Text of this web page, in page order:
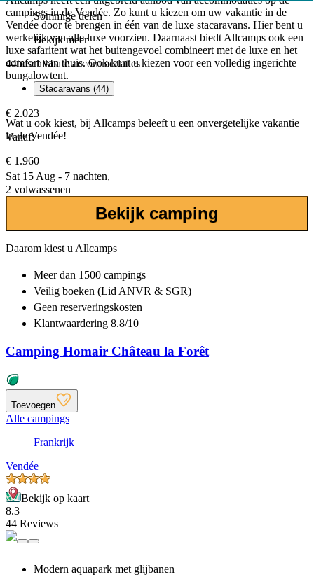
campings in de Vendée. Zo kunt u kiezen om uw vakantie in de
Vendée door te brengen in één van de luxe stacaravans. Hier bent u
werkelijk van alle luxe voorzien. Daarnaast biedt Allcamps ook een
luxe safaritent wat het buitengevoel combineert met de luxe en het
comfort van thuis. Ook kunt u kiezen voor een volledig ingerichte
bungalowtent.
Wat u ook kiest, bij Allcamps beleeft u een onvergetelijke vakantie
in de Vendée!
Sommige delen
Bekijk meer
44beschikbare accommodaties
Stacaravans (44)
€ 2.023
Vanaf:
€ 1.960
Sat 15 Aug - 7 nachten,
2 volwassenen
Bekijk camping
Daarom kiest u Allcamps
Meer dan 1500 campings
Veilig boeken (Lid ANVR & SGR)
Geen reserveringskosten
Klantwaardering 8.8/10
Camping Homair Château la Forêt
Toevoegen
Alle campings
Frankrijk
Vendée
Bekijk op kaart
8.3
44 Reviews
Modern aquapark met glijbanen